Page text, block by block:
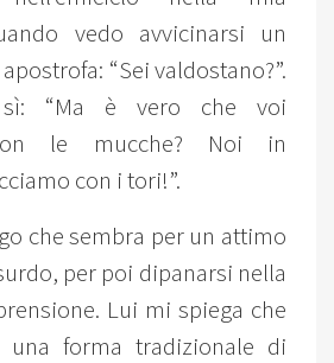
vedo avvicinarsi un
“Sei valdostano?”.
sì: “Ma è vero che voi
le mucche? Noi in
con i tori!”.
che sembra per un attimo
per poi dipanarsi nella
Lui mi spiega che
forma tradizionale di